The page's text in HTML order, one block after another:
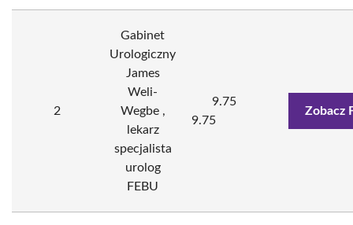
2
Gabinet
Urologiczny
James
Weli-
Wegbe ,
lekarz
specjalista
urolog
FEBU
9.75
9.75
Zobacz